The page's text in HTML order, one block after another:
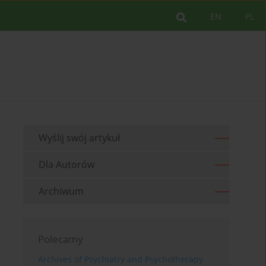
PL
EN
Wyślij swój artykuł
Dla Autorów
Archiwum
Polecamy
Archives of Psychiatry and Psychotherapy